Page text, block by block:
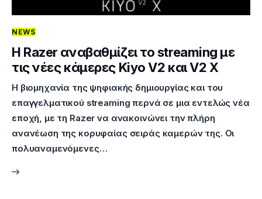
NEWS
Η Razer αναβαθμίζει το streaming με
τις νέες κάμερες Kiyo V2 και V2 X
Η βιομηχανία της ψηφιακής δημιουργίας και του
επαγγελματικού streaming περνά σε μια εντελώς νέα
εποχή, με τη Razer να ανακοινώνει την πλήρη
ανανέωση της κορυφαίας σειράς καμερών της. Οι
πολυαναμενόμενες…